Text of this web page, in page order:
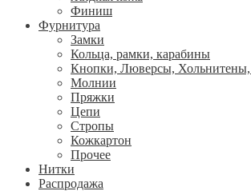
Финиш
Фурнитура
Замки
Кольца, рамки, карабины
Кнопки, Люверсы,
Молнии
Пряжки
Цепи
Стропы
Кожкартон
Прочее
Нитки
Распродажа